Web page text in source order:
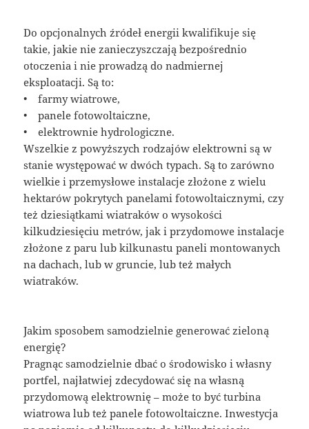
Do opcjonalnych źródeł energii kwalifikuje się
takie, jakie nie zanieczyszczają bezpośrednio
otoczenia i nie prowadzą do nadmiernej
eksploatacji. Są to:
• farmy wiatrowe,
• panele fotowoltaiczne,
• elektrownie hydrologiczne.
Wszelkie z powyższych rodzajów elektrowni są w
stanie występować w dwóch typach. Są to zarówno
wielkie i przemysłowe instalacje złożone z wielu
hektarów pokrytych panelami fotowoltaicznymi, czy
też dziesiątkami wiatraków o wysokości
kilkudziesięciu metrów, jak i przydomowe instalacje
złożone z paru lub kilkunastu paneli montowanych
na dachach, lub w gruncie, lub też małych
wiatraków.
Jakim sposobem samodzielnie generować zieloną
energię?
Pragnąc samodzielnie dbać o środowisko i własny
portfel, najłatwiej zdecydować się na własną
przydomową elektrownię – może to być turbina
wiatrowa lub też panele fotowoltaiczne. Inwestycja